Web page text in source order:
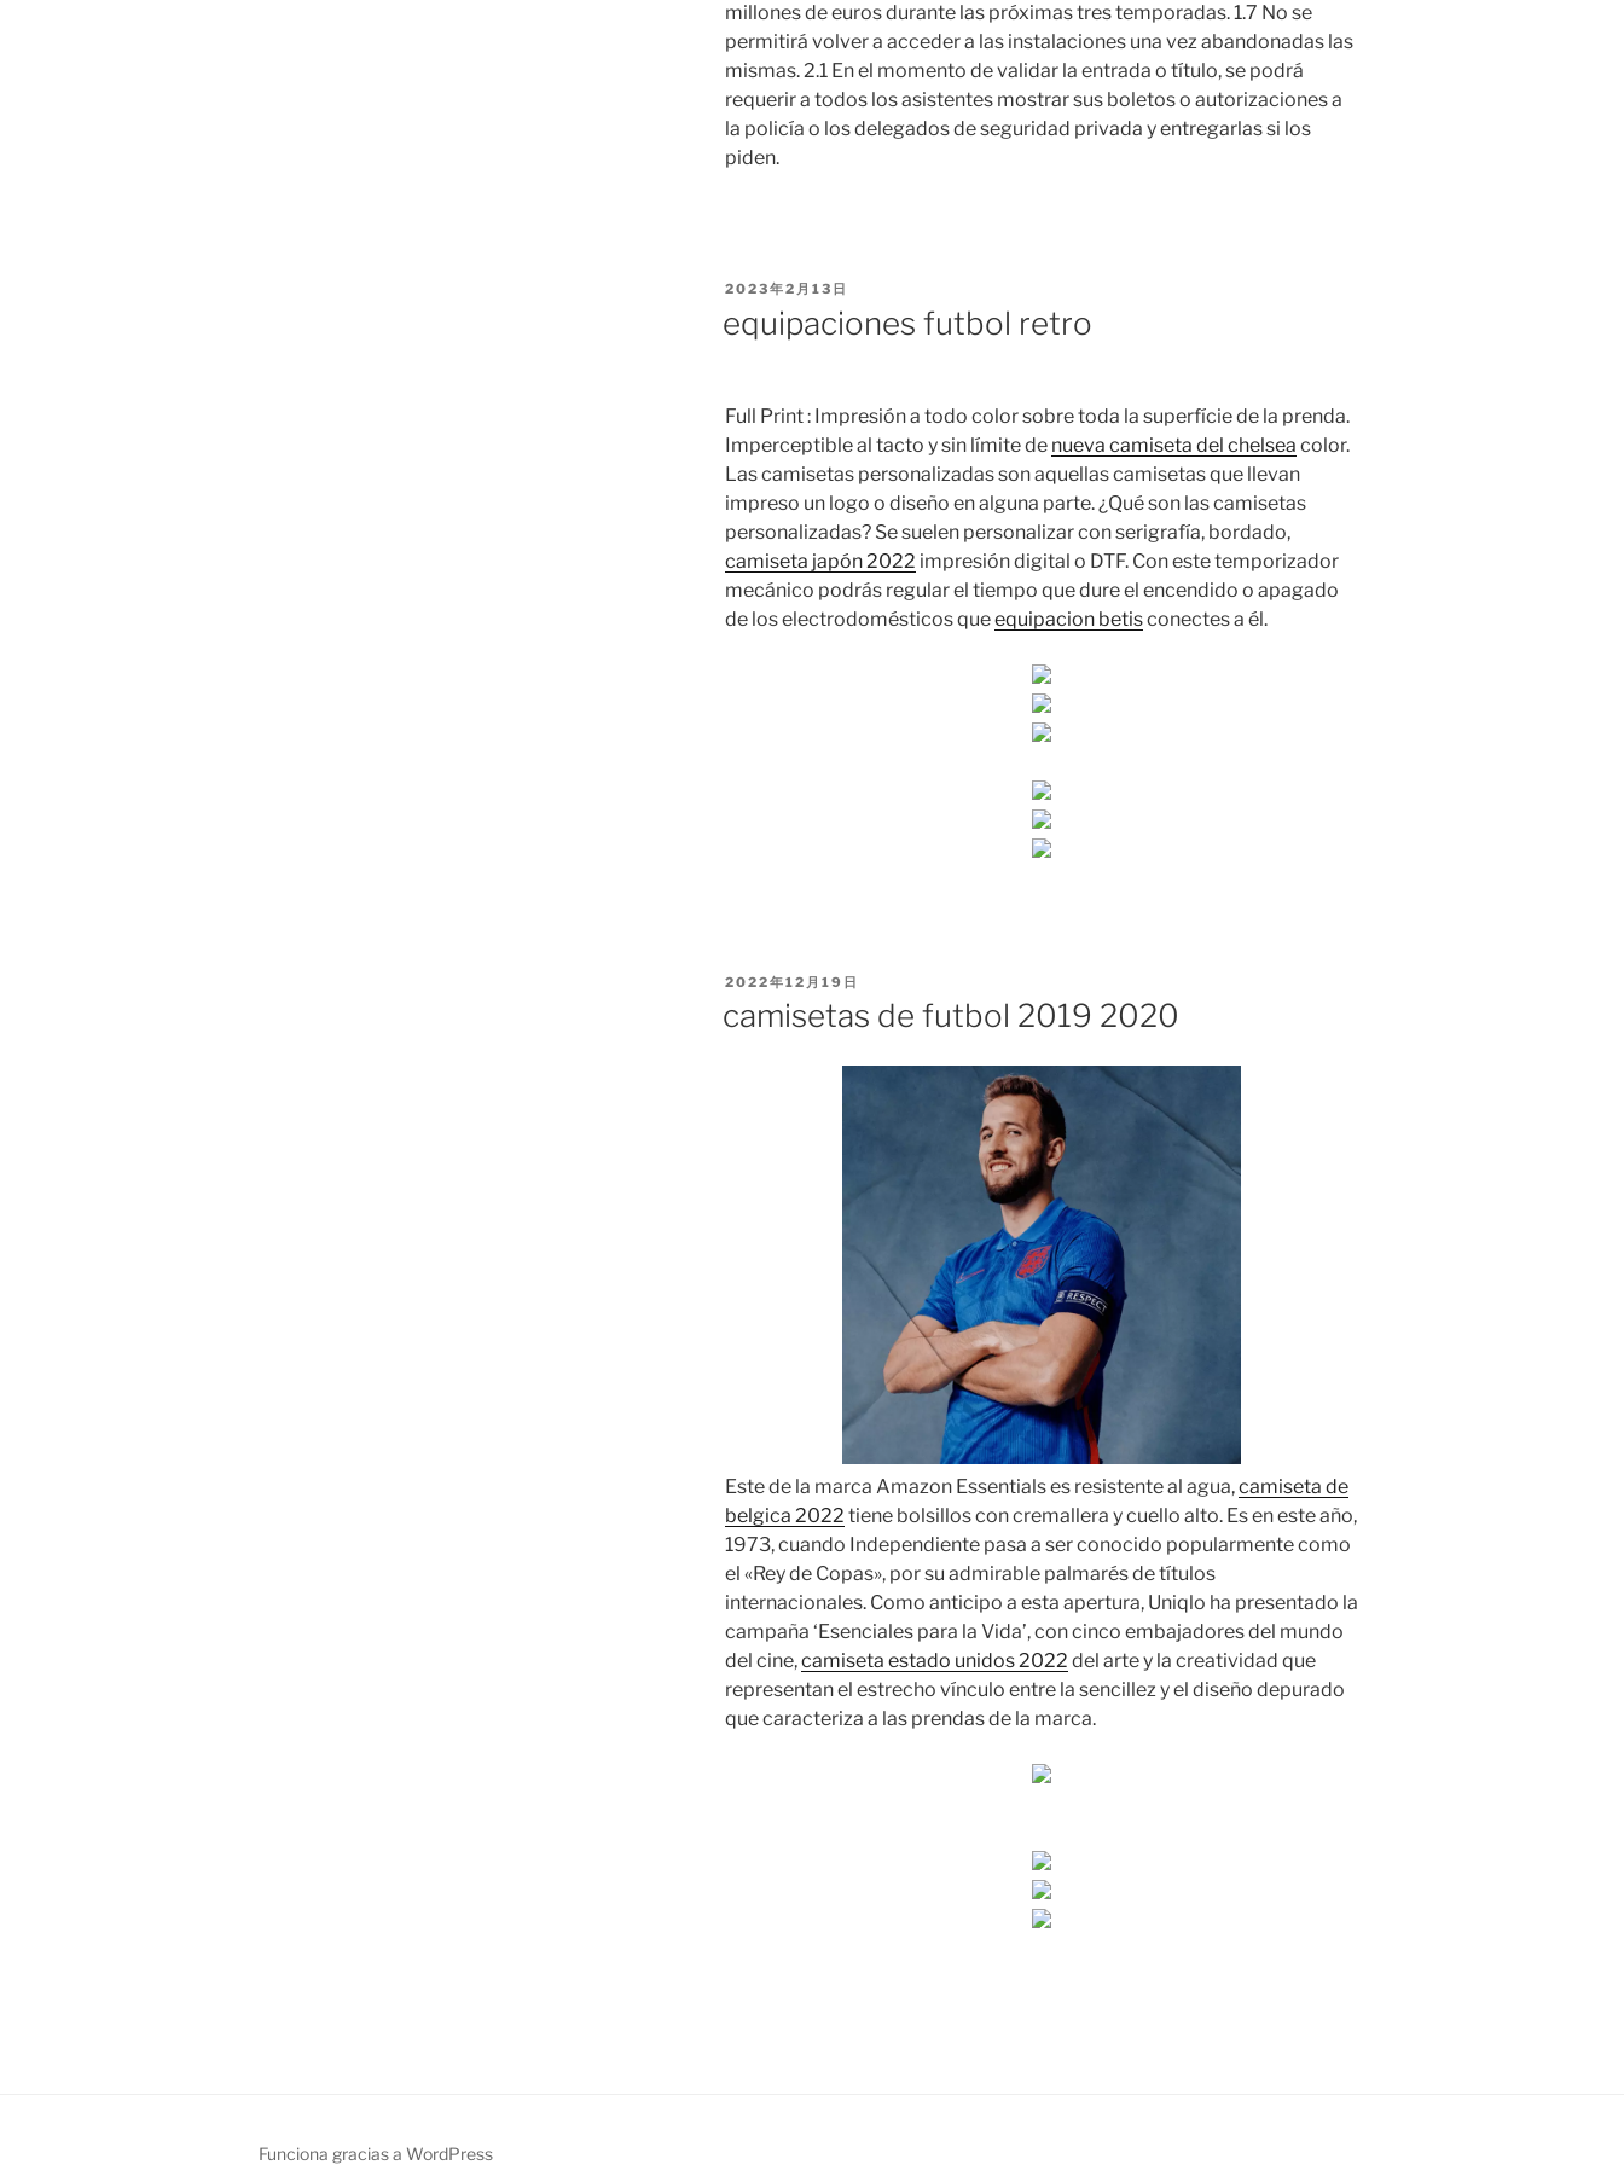
millones de euros durante las próximas tres temporadas. 1.7 No se
permitirá volver a acceder a las instalaciones una vez abandonadas las
mismas. 2.1 En el momento de validar la entrada o título, se podrá
requerir a todos los asistentes mostrar sus boletos o autorizaciones a
la policía o los delegados de seguridad privada y entregarlas si los
piden.
PUBLICADO
2023年2月13日
equipaciones futbol retro
Full Print : Impresión a todo color sobre toda la superfície de la prenda.
Imperceptible al tacto y sin límite de nueva camiseta del chelsea color.
Las camisetas personalizadas son aquellas camisetas que llevan
impreso un logo o diseño en alguna parte. ¿Qué son las camisetas
personalizadas? Se suelen personalizar con serigrafía, bordado,
camiseta japón 2022 impresión digital o DTF. Con este temporizador
mecánico podrás regular el tiempo que dure el encendido o apagado
de los electrodomésticos queequipacion betisconectes a él.
PUBLICADO
2022年12月19日
camisetas de futbol 2019 2020
Este de la marca Amazon Essentials es resistente al agua,camiseta de
belgica 2022 tiene bolsillos con cremallera y cuello alto. Es en este año,
1973, cuando Independiente pasa a ser conocido popularmente como
el «Rey de Copas», por su admirable palmarés de títulos
internacionales. Como anticipo a esta apertura, Uniqlo ha presentado la
campaña ‘Esenciales para la Vida’, con cinco embajadores del mundo
del cine,camiseta estado unidos 2022 del arte y la creatividad que
representan el estrecho vínculo entre la sencillez y el diseño depurado
que caracteriza a las prendas de la marca.
Funciona gracias a WordPress